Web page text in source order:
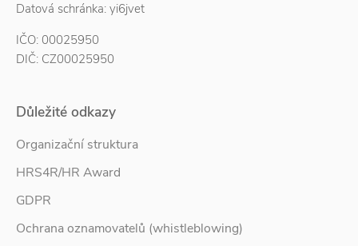
Datová schránka: yi6jvet
IČO: 00025950
DIČ: CZ00025950
Důležité odkazy
Organizační struktura
HRS4R/HR Award
GDPR
Ochrana oznamovatelů (whistleblowing)